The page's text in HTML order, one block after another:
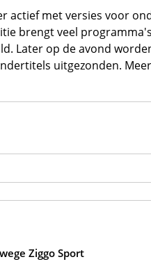
actief met versies voor
brengt veel
Later op de avond
uitgezonden.
Ziggo Sport